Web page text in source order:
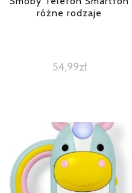
różne rodzaje
54,99zł